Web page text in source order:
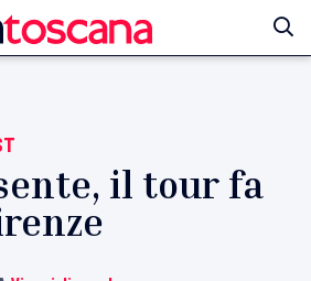
il tour fa